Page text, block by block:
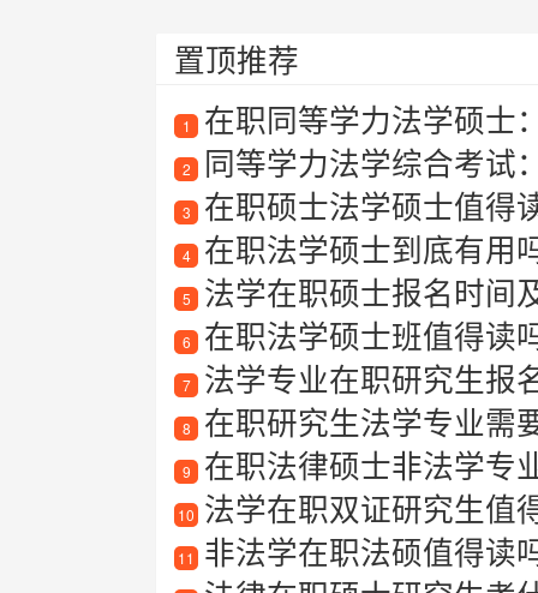
置顶推荐
1 在职同等学力法学硕士
2 同等学力法学综合考试
3 在职硕士法学硕士值得读吗？
4 在职法学硕士到底有用
5 法学在职硕士报名时间
6 在职法学硕士班值得读
7 法学专业在职研究生报名
8 在职研究生法学专业需
9 在职法律硕士非法学专业适
10 法学在职双证研究生值得
11 非法学在职法硕值得读